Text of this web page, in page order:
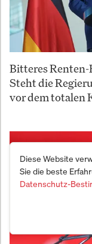
Bitteres
Steht die
vor dem totalen
Diese Website
Sie die beste
Datenschutz-